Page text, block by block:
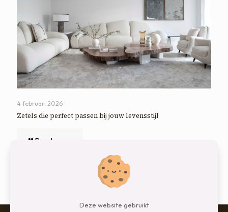
4 februari 2026
Zetels die perfect passen bij jouw levensstijl
Read more
Deze website gebruikt